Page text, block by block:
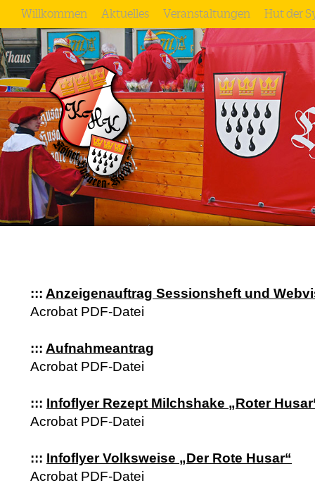
Willkommen Aktuelles Veranstaltungen Hut der
::: Anzeigenauftrag Sessionsheft und
Acrobat PDF-Datei
::: Aufnahmeantrag
Acrobat PDF-Datei
::: Infoflyer Rezept Milchshake „Roter
Acrobat PDF-Datei
::: Infoflyer Volksweise „Der Rote Husar“
Acrobat PDF-Datei